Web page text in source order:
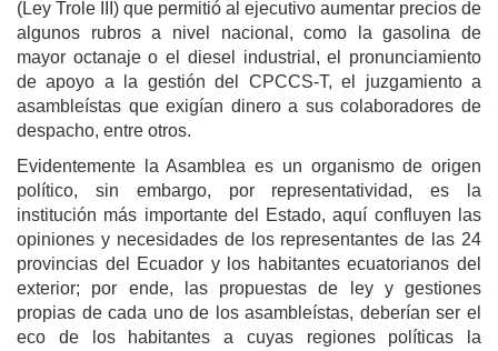
(Ley Trole III) que permitió al ejecutivo aumentar precios de
algunos rubros a nivel nacional, como la gasolina de
mayor octanaje o el diesel industrial, el pronunciamiento
de apoyo a la gestión del CPCCS-T, el juzgamiento a
asambleístas que exigían dinero a sus colaboradores de
despacho, entre otros.
Evidentemente la Asamblea es un organismo de origen
político, sin embargo, por representatividad, es la
institución más importante del Estado, aquí confluyen las
opiniones y necesidades de los representantes de las 24
provincias del Ecuador y los habitantes ecuatorianos del
exterior; por ende, las propuestas de ley y gestiones
propias de cada uno de los asambleístas, deberían ser el
eco de los habitantes a cuyas regiones políticas la